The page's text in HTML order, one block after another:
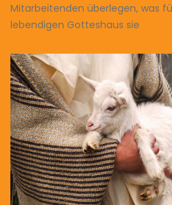
Mitarbeitenden überlegen, was
lebendigen Gotteshaus sie